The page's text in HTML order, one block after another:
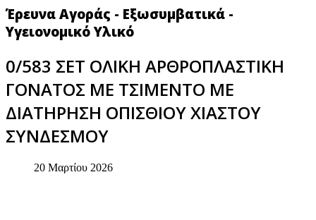
Έρευνα Αγοράς - Εξωσυμβατικά -
Υγειονομικό Υλικό
0/583 ΣΕΤ ΟΛΙΚΗ ΑΡΘΡΟΠΛΑΣΤΙΚΗ
ΓΟΝΑΤΟΣ ΜΕ ΤΣΙΜΕΝΤΟ ΜΕ
ΔΙΑΤΗΡΗΣΗ ΟΠΙΣΘΙΟΥ ΧΙΑΣΤΟΥ
ΣΥΝΔΕΣΜΟΥ
20 Μαρτίου 2026